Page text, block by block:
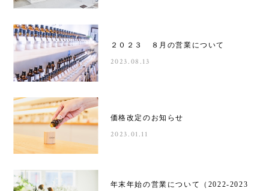
２０２３ ８月の営業について
2023.08.13
価格改定のお知らせ
2023.01.11
年末年始の営業について（2022-2023